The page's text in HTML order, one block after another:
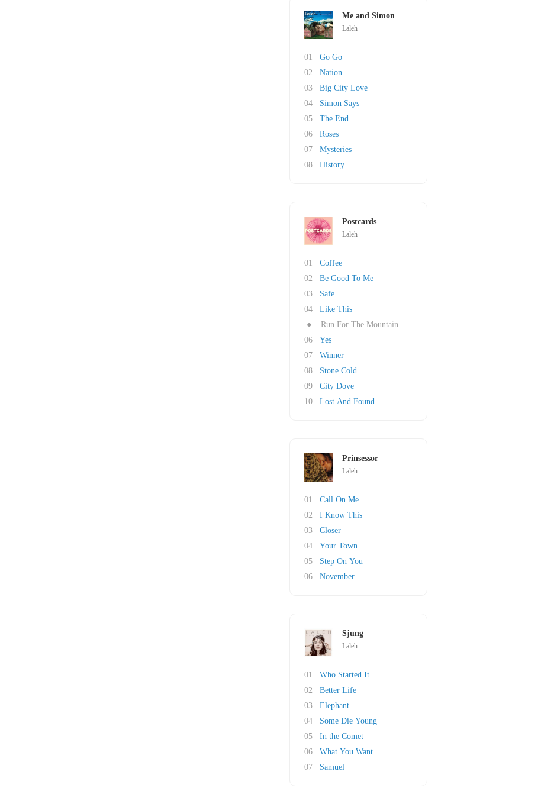
Me and Simon
Laleh
01
Go Go
02
Nation
03
Big City Love
04
Simon Says
05
The End
06
Roses
07
Mysteries
08
History
Postcards
Laleh
01
Coffee
02
Be Good To Me
03
Safe
04
Like This
●
Run For The Mountain
06
Yes
07
Winner
08
Stone Cold
09
City Dove
10
Lost And Found
Prinsessor
Laleh
01
Call On Me
02
I Know This
03
Closer
04
Your Town
05
Step On You
06
November
Sjung
Laleh
01
Who Started It
02
Better Life
03
Elephant
04
Some Die Young
05
In the Comet
06
What You Want
07
Samuel